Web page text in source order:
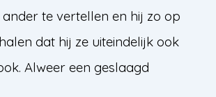
te vertellen en hij zo op
dat hij ze uiteindelijk ook
Alweer een geslaagd